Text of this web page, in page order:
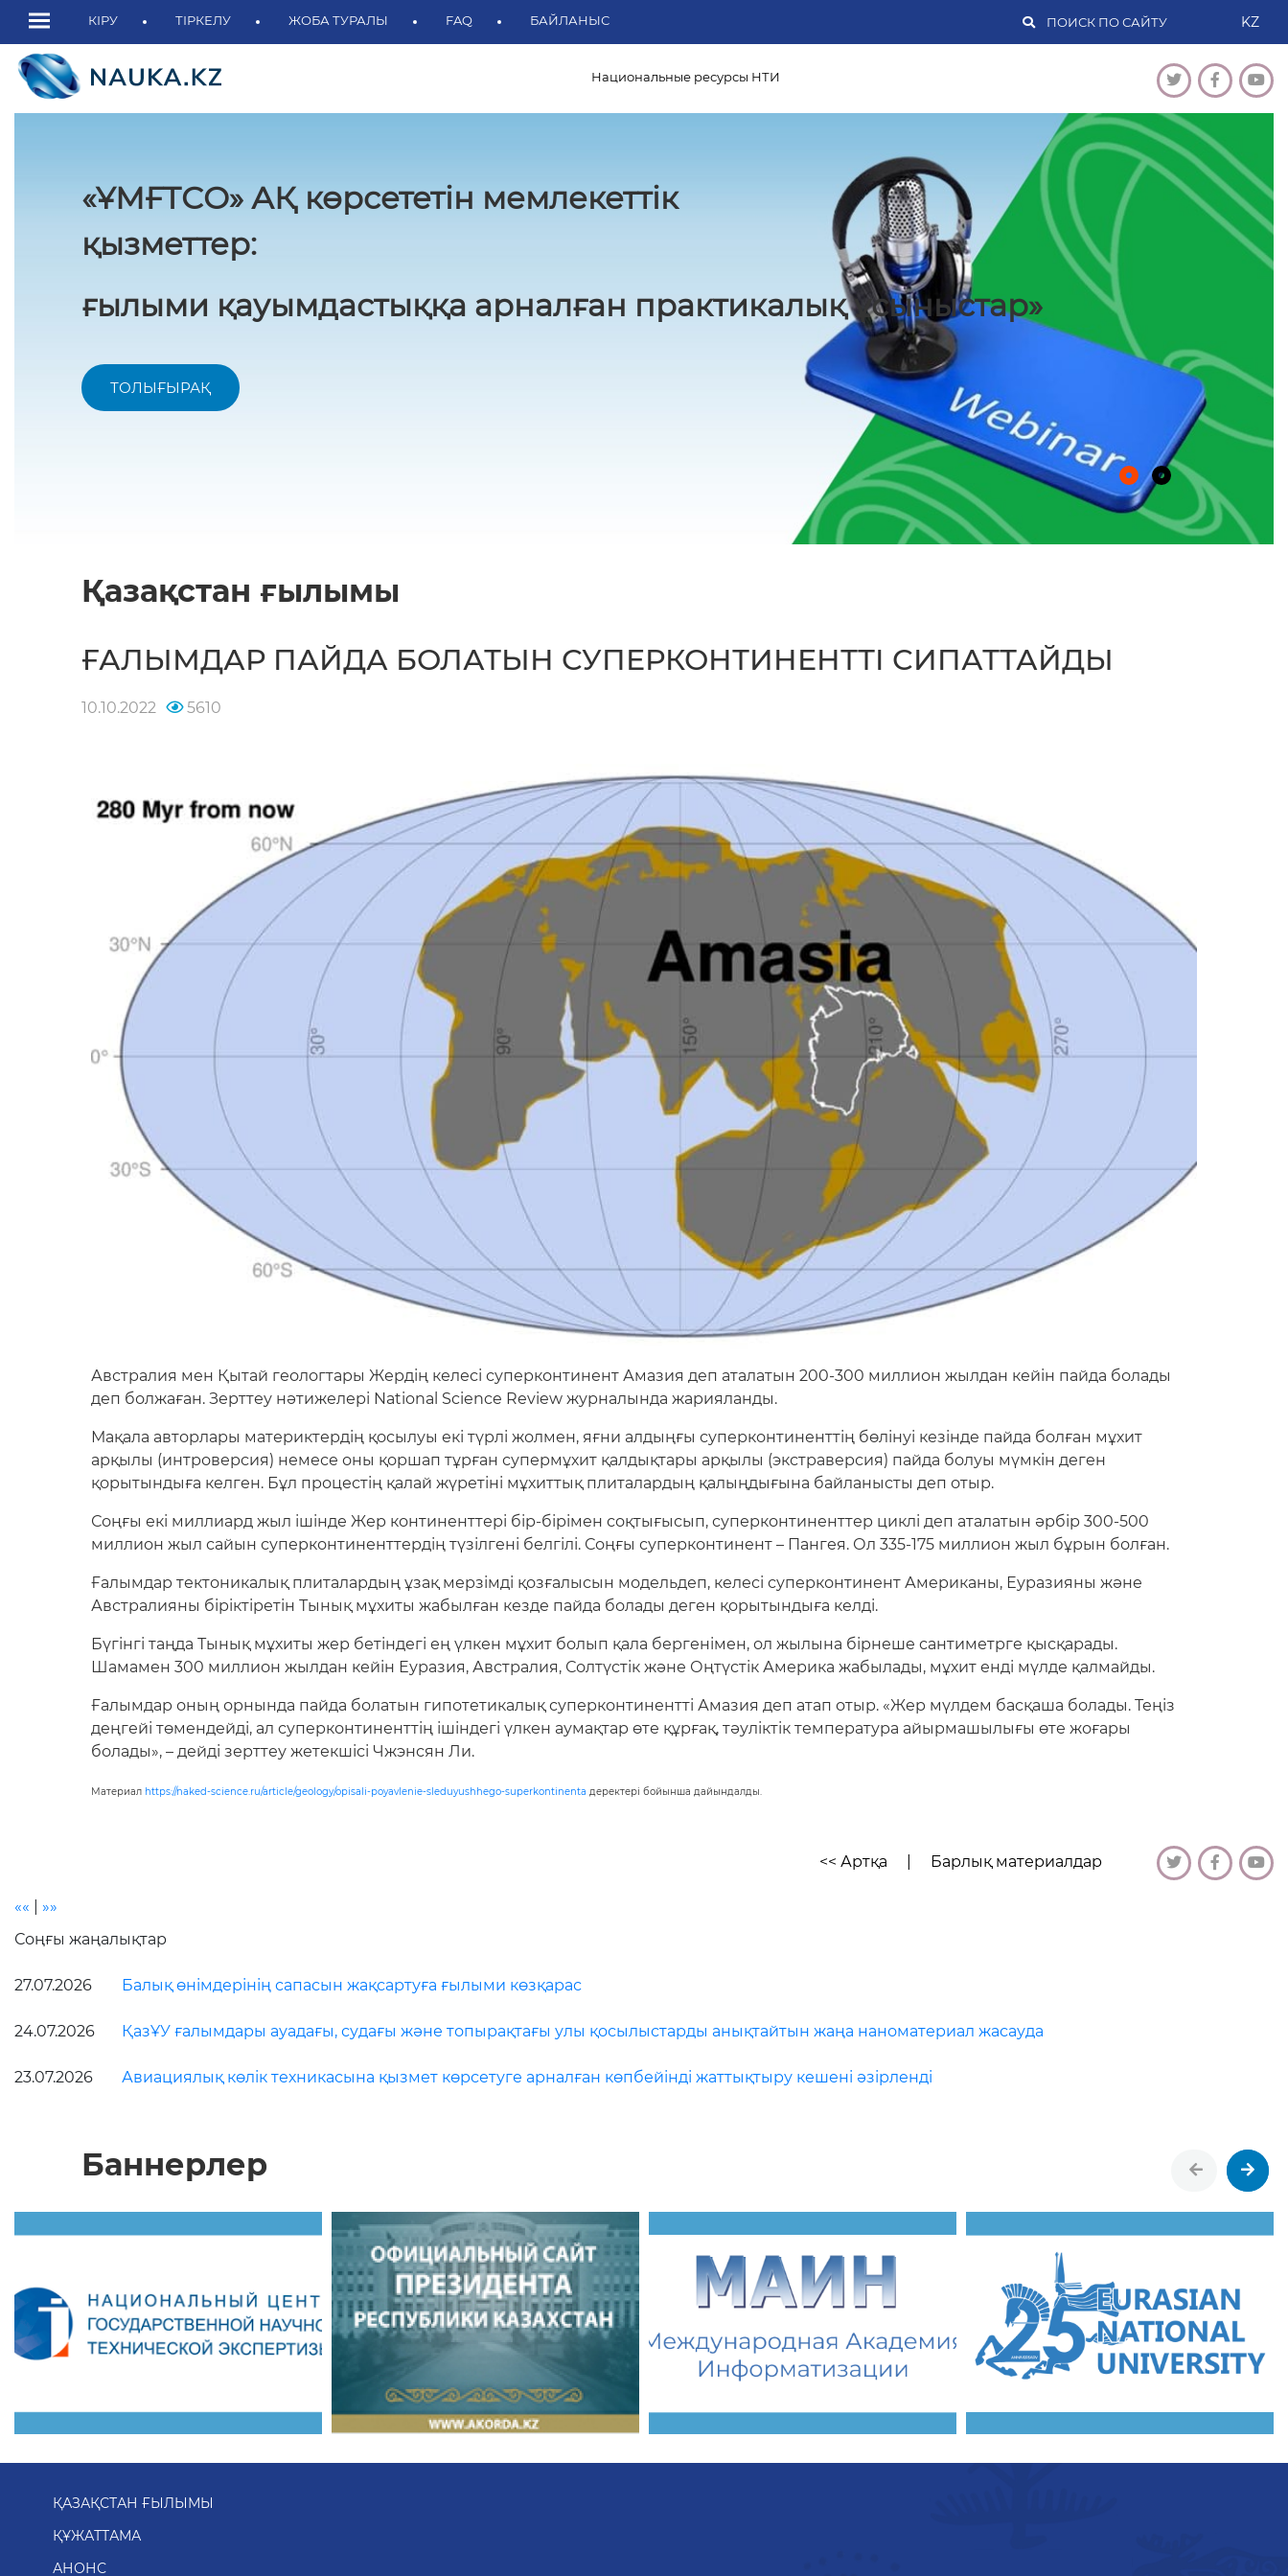
КІРУ ТІРКЕЛУ ЖОБА ТУРАЛЫ FAQ БАЙЛАНЫС KZ
Национальные ресурсы НТИ
«ҰМҒТСО» АҚ көрсететін мемлекеттік
қызметтер:
ғылыми қауымдастыққа арналған практикалық ұсыныстар»
ТОЛЫҒЫРАҚ
Қазақстан ғылымы
ҒАЛЫМДАР ПАЙДА БОЛАТЫН СУПЕРКОНТИНЕНТТІ СИПАТТАЙДЫ
10.10.2022 5610
Австралия мен Қытай геологтары Жердің келесі суперконтинент Амазия деп аталатын 200-300 миллион жылдан кейін пайда болады
деп болжаған. Зерттеу нәтижелері National Science Review журналында жарияланды.
Мақала авторлары материктердің қосылуы екі түрлі жолмен, яғни алдыңғы суперконтиненттің бөлінуі кезінде пайда болған мұхит
арқылы (интроверсия) немесе оны қоршап тұрған супермұхит қалдықтары арқылы (экстраверсия) пайда болуы мүмкін деген
қорытындыға келген. Бұл процестің қалай жүретіні мұхиттық плиталардың қалыңдығына байланысты деп отыр.
Соңғы екі миллиард жыл ішінде Жер континенттері бір-бірімен соқтығысып, суперконтиненттер циклі деп аталатын әрбір 300-500
миллион жыл сайын суперконтиненттердің түзілгені белгілі. Соңғы суперконтинент – Пангея. Ол 335-175 миллион жыл бұрын болған.
Ғалымдар тектоникалық плиталардың ұзақ мерзімді қозғалысын модельдеп, келесі суперконтинент Американы, Еуразияны және
Австралияны біріктіретін Тынық мұхиты жабылған кезде пайда болады деген қорытындыға келді.
Бүгінгі таңда Тынық мұхиты жер бетіндегі ең үлкен мұхит болып қала бергенімен, ол жылына бірнеше сантиметрге қысқарады.
Шамамен 300 миллион жылдан кейін Еуразия, Австралия, Солтүстік және Оңтүстік Америка жабылады, мұхит енді мүлде қалмайды.
Ғалымдар оның орнында пайда болатын гипотетикалық суперконтинентті Амазия деп атап отыр. «Жер мүлдем басқаша болады. Теңіз
деңгейі төмендейді, ал суперконтиненттің ішіндегі үлкен аумақтар өте құрғақ, тәуліктік температура айырмашылығы өте жоғары
болады», – дейді зерттеу жетекшісі Чжэнсян Ли.
Материал https://naked-science.ru/article/geology/opisali-poyavlenie-sleduyushhego-superkontinenta деректері бойынша дайындалды.
<< Артқа Барлық материалдар
««
»»
Соңғы жаңалықтар
27.07.2026 Балық өнімдерінің сапасын жақсартуға ғылыми көзқарас
24.07.2026 ҚазҰУ ғалымдары ауадағы, судағы және топырақтағы улы қосылыстарды анықтайтын жаңа наноматериал жасауда
23.07.2026 Авиациялық көлік техникасына қызмет көрсетуге арналған көпбейінді жаттықтыру кешені әзірленді
Баннерлер
ҚАЗАҚСТАН ҒЫЛЫМЫ
ҚҰЖАТТАМА
АНОНС